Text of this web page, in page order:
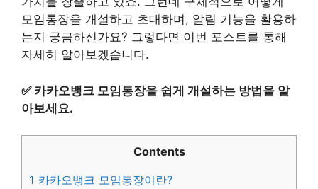
모임통장을 개설하고 초대하며, 알림 기능을 활용하
는지 궁금하신가요? 그렇다면 이번 포스트를 통해
자세히 알아보겠습니다.
✅ 카카오뱅크 모임통장을 쉽게 개설하는 방법을 알
아보세요.
Contents
1 카카오뱅크 모임통장이란?